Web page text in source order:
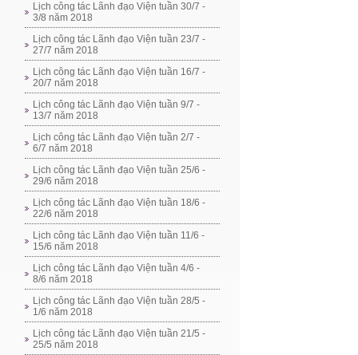
Lịch công tác Lãnh đạo Viện tuần 30/7 -
3/8 năm 2018
Lịch công tác Lãnh đạo Viện tuần 23/7 -
27/7 năm 2018
Lịch công tác Lãnh đạo Viện tuần 16/7 -
20/7 năm 2018
Lịch công tác Lãnh đạo Viện tuần 9/7 -
13/7 năm 2018
Lịch công tác Lãnh đạo Viện tuần 2/7 -
6/7 năm 2018
Lịch công tác Lãnh đạo Viện tuần 25/6 -
29/6 năm 2018
Lịch công tác Lãnh đạo Viện tuần 18/6 -
22/6 năm 2018
Lịch công tác Lãnh đạo Viện tuần 11/6 -
15/6 năm 2018
Lịch công tác Lãnh đạo Viện tuần 4/6 -
8/6 năm 2018
Lịch công tác Lãnh đạo Viện tuần 28/5 -
1/6 năm 2018
Lịch công tác Lãnh đạo Viện tuần 21/5 -
25/5 năm 2018